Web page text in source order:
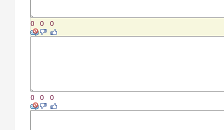
0 0 0
0 0 0